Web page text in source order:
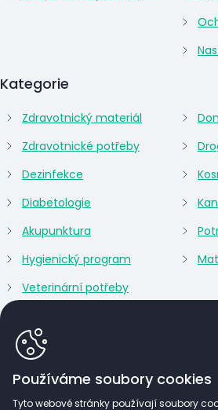
Používáme soubory cookies
Tyto webové stránky používají soubory
Kategorie
Zdravotnický materiál
Zdravotnické potřeby
Dezinfekce
Diabetologie
Akupunktura
Hygienický program
Veterinární potřeby